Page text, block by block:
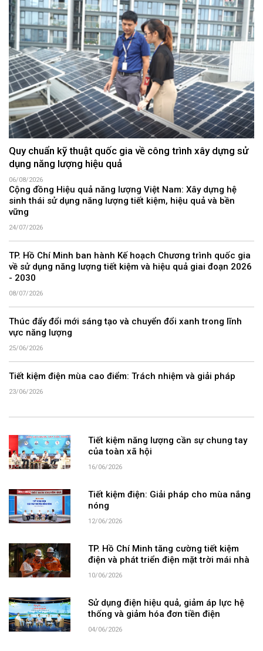
Quy chuẩn kỹ thuật quốc gia về công trình xây dựng sử
dụng năng lượng hiệu quả
06/08/2026
Cộng đồng Hiệu quả năng lượng Việt Nam: Xây dựng hệ
sinh thái sử dụng năng lượng tiết kiệm, hiệu quả và bền
vững
24/07/2026
TP. Hồ Chí Minh ban hành Kế hoạch Chương trình quốc gia
về sử dụng năng lượng tiết kiệm và hiệu quả giai đoạn 2026
- 2030
08/07/2026
Thúc đẩy đổi mới sáng tạo và chuyển đổi xanh trong lĩnh
vực năng lượng
25/06/2026
Tiết kiệm điện mùa cao điểm: Trách nhiệm và giải pháp
23/06/2026
Tiết kiệm năng lượng cần sự chung tay
của toàn xã hội
16/06/2026
Tiết kiệm điện: Giải pháp cho mùa nắng
nóng
12/06/2026
TP. Hồ Chí Minh tăng cường tiết kiệm
điện và phát triển điện mặt trời mái nhà
10/06/2026
Sử dụng điện hiệu quả, giảm áp lực hệ
thống và giảm hóa đơn tiền điện
04/06/2026